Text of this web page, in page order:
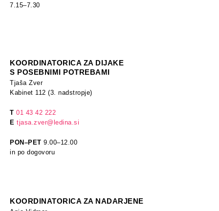
7.15–7.30
KOORDINATORICA ZA DIJAKE
S POSEBNIMI POTREBAMI
Tjaša Zver
Kabinet 112 (3. nadstropje)
T 01 43 42 222
E tjasa.zver@ledina.si
PON–PET 9.00–12.00
in po dogovoru
KOORDINATORICA ZA NADARJENE